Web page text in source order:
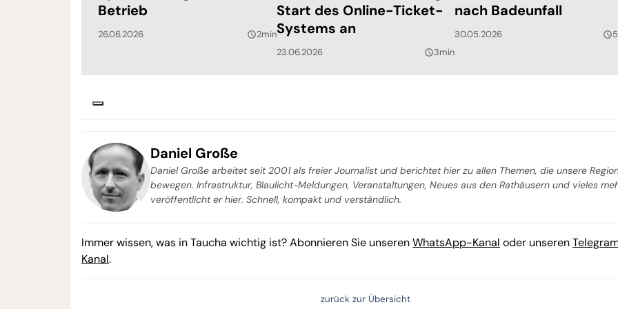
Betrieb
26.06.2026 query_builder2min
Start des Online-Ticket-
Systems an
23.06.2026 query_builder3min
nach Badeunfall
30.05.2026 query_builder
Daniel Große
Daniel Große arbeitet seit 2001 als freier Journalist und berichtet hier zu allen Themen, die unsere
bewegen. Infrastruktur, Blaulicht-Meldungen, Veranstaltungen, Neues aus den Rathäusern und vieles
veröffentlicht er hier. Schnell, kompakt und verständlich.
Immer wissen, was in Taucha wichtig ist? Abonnieren Sie unserenWhatsApp-Kanal oder unseren
Kanal.
zurück zur Übersicht